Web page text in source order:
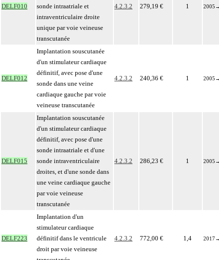
DELF010
sonde intraatriale et
intraventriculaire droite
unique par voie veineuse
transcutanée
4.2.3.2 279,19 € 1 2005
DELF012
Implantation souscutanée
d'un stimulateur cardiaque
définitif, avec pose d'une
sonde dans une veine
cardiaque gauche par voie
veineuse transcutanée
4.2.3.2 240,36 € 1 2005
DELF015
Implantation souscutanée
d'un stimulateur cardiaque
définitif, avec pose d'une
sonde intraatriale et d'une
sonde intraventriculaire
droites, et d'une sonde dans
une veine cardiaque gauche
par voie veineuse
transcutanée
4.2.3.2 286,23 € 1 2005
DELF223
Implantation d'un
stimulateur cardiaque
définitif dans le ventricule
droit par voie veineuse
4.2.3.2 772,00 € 1,4 2017